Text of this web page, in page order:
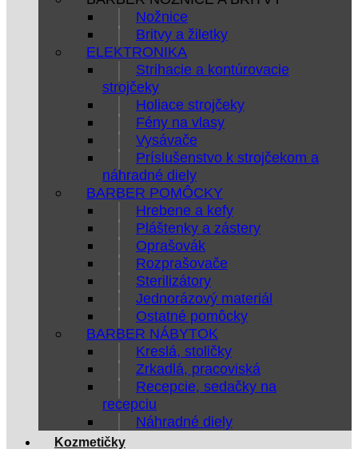
Nožnice
Britvy a žiletky
ELEKTRONIKA
Strihacie a kontúrovacie
strojčeky
Holiace strojčeky
Fény na vlasy
Vysávače
Príslušenstvo k strojčekom a
náhradné diely
BARBER POMÔCKY
Hrebene a kefy
Pláštenky a zástery
Oprašovák
Rozprašovače
Sterilizátory
Jednorázový materiál
Ostatné pomôcky
BARBER NÁBYTOK
Kreslá, stoličky
Zrkadlá, pracoviská
Recepcie, sedačky na
recepciu
Náhradné diely
Kozmetičky